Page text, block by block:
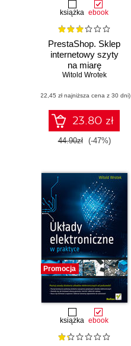
książka ebook
PrestaShop. Sklep
internetowy szyty
na miarę
Witold Wrotek
(22,45 zł najniższa cena z 30 dni)
23.80 zł
44.90zł (-47%)
Promocja
książka ebook